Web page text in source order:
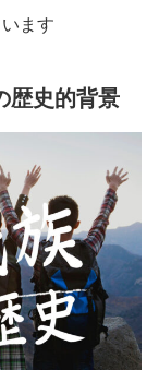
ます
歴史的背景